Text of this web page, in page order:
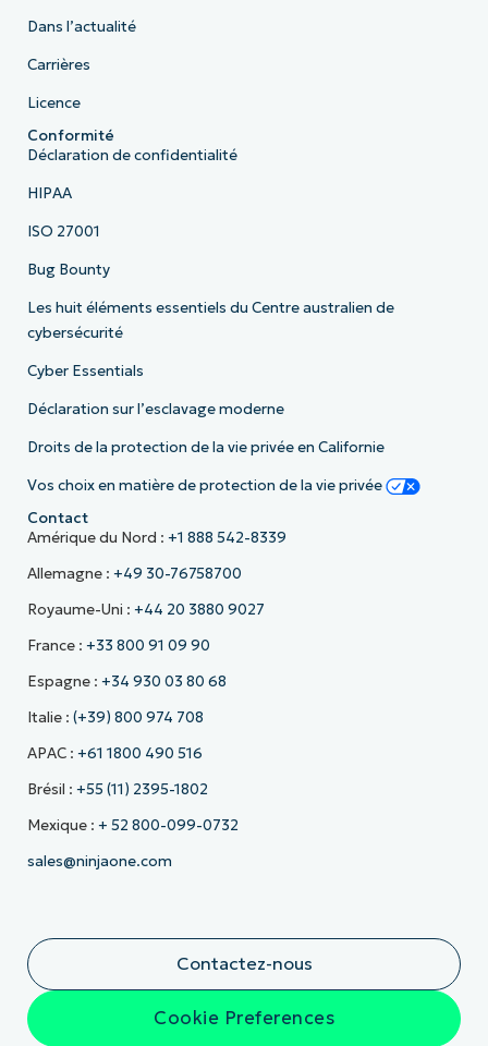
Dans l’actualité
Carrières
Licence
Conformité
Déclaration de confidentialité
HIPAA
ISO 27001
Bug Bounty
Les huit éléments essentiels du Centre australien de
cybersécurité
Cyber Essentials
Déclaration sur l’esclavage moderne
Droits de la protection de la vie privée en Californie
Vos choix en matière de protection de la vie privée
Contact
Amérique du Nord : +1 888 542-8339
Allemagne : +49 30-76758700
Royaume-Uni : +44 20 3880 9027
France : +33 800 91 09 90
Espagne : +34 930 03 80 68
Italie : (+39) 800 974 708
APAC : +61 1800 490 516
Brésil : +55 (11) 2395-1802
Mexique : + 52 800-099-0732
sales@ninjaone.com
Contactez-nous
Cookie Preferences